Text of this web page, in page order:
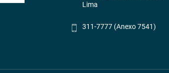
Lima
311-7777 (Anexo 7541)